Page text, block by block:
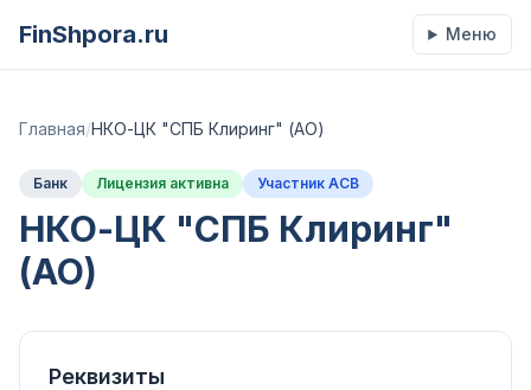
FinShpora.ru Меню
Главная/НКО-ЦК "СПБ Клиринг" (АО)
Банк Лицензия активна Участник АСВ
НКО-ЦК "СПБ Клиринг"
(АО)
Реквизиты